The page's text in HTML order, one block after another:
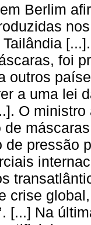
Berlim
foi
outros
a uma lei
O
de pressão
crise
[...] Na